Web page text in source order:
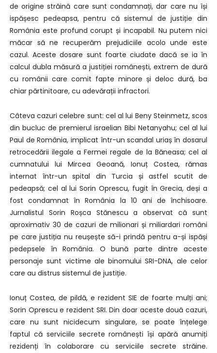
de origine străină care sunt condamnați, dar care nu își
ispășesc pedeapsa, pentru că sistemul de justiție din
România este profund corupt și incapabil. Nu putem nici
măcar să ne recuperăm prejudiciile acolo unde este
cazul. Aceste dosare sunt foarte ciudate dacă se ia în
calcul dubla măsură a justiției românești, extrem de dură
cu românii care comit fapte minore și deloc dură, ba
chiar părtinitoare, cu adevărații infractori.
Câteva cazuri celebre sunt: cel al lui Beny Steinmetz, scos
din bucluc de premierul israelian Bibi Netanyahu; cel al lui
Paul de România, implicat într-un scandal uriaș în dosarul
retrocedării ilegale a Fermei regale de la Băneasa; cel al
cumnatului lui Mircea Geoană, Ionuț Costea, rămas
internat într-un spital din Turcia și astfel scutit de
pedeapsă; cel al lui Sorin Oprescu, fugit în Grecia, deși a
fost condamnat în România la 10 ani de închisoare.
Jurnalistul Sorin Roșca Stănescu a observat că sunt
aproximativ 30 de cazuri de milionari și miliardari români
pe care justiția nu reușește să-i prindă pentru a-și ispăși
pedepsele în România. O bună parte dintre aceste
personaje sunt victime ale binomului SRI-DNA, ale celor
care au distrus sistemul de justiție.
Ionuț Costea, de pildă, e rezident SIE de foarte mulți ani;
Sorin Oprescu e rezident SRI. Din doar aceste două cazuri,
care nu sunt nicidecum singulare, se poate înțelege
faptul că serviciile secrete românești își apără anumiți
rezidenți în colaborare cu serviciile secrete străine.